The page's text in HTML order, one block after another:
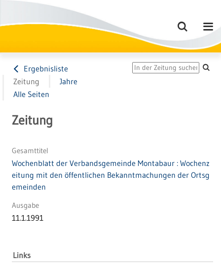
Ergebnisliste
Zeitung
Jahre
Alle Seiten
Zeitung
Gesamttitel
Wochenblatt der Verbandsgemeinde Montabaur : Wochenz
eitung mit den öffentlichen Bekanntmachungen der Ortsg
emeinden
Ausgabe
11.1.1991
Links